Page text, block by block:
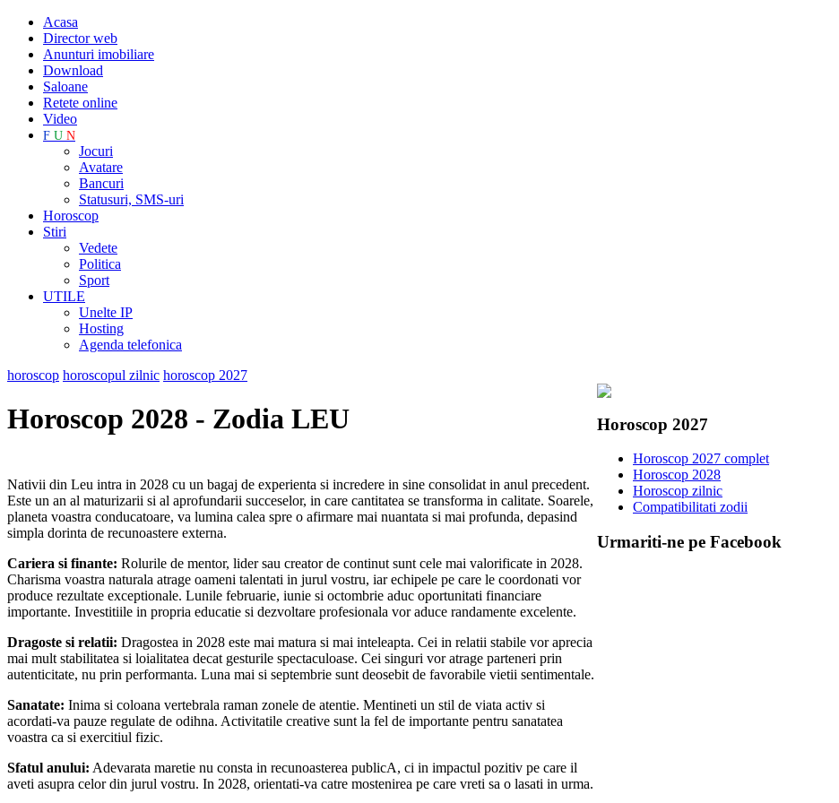
Acasa
Director web
Anunturi imobiliare
Download
Saloane
Retete online
Video
F U N
Jocuri
Avatare
Bancuri
Statusuri, SMS-uri
Horoscop
Stiri
Vedete
Politica
Sport
UTILE
Unelte IP
Hosting
Agenda telefonica
horoscop horoscopul zilnic horoscop 2027
Horoscop 2028 - Zodia LEU
Nativii din Leu intra in 2028 cu un bagaj de experienta si incredere in sine consolidat in anul precedent.
Este un an al maturizarii si al aprofundarii succeselor, in care cantitatea se transforma in calitate. Soarele,
planeta voastra conducatoare, va lumina calea spre o afirmare mai nuantata si mai profunda, depasind
simpla dorinta de recunoastere externa.
Cariera si finante: Rolurile de mentor, lider sau creator de continut sunt cele mai valorificate in 2028.
Charisma voastra naturala atrage oameni talentati in jurul vostru, iar echipele pe care le coordonati vor
produce rezultate exceptionale. Lunile februarie, iunie si octombrie aduc oportunitati financiare
importante. Investitiile in propria educatie si dezvoltare profesionala vor aduce randamente excelente.
Dragoste si relatii: Dragostea in 2028 este mai matura si mai inteleapta. Cei in relatii stabile vor aprecia
mai mult stabilitatea si loialitatea decat gesturile spectaculoase. Cei singuri vor atrage parteneri prin
autenticitate, nu prin performanta. Luna mai si septembrie sunt deosebit de favorabile vietii sentimentale.
Sanatate: Inima si coloana vertebrala raman zonele de atentie. Mentineti un stil de viata activ si
acordati-va pauze regulate de odihna. Activitatile creative sunt la fel de importante pentru sanatatea
voastra ca si exercitiul fizic.
Sfatul anului: Adevarata maretie nu consta in recunoasterea publicA, ci in impactul pozitiv pe care il
aveti asupra celor din jurul vostru. In 2028, orientati-va catre mostenirea pe care vreti sa o lasati in urma.
Horoscop 2027
Horoscop 2027 complet
Horoscop 2028
Horoscop zilnic
Compatibilitati zodii
Urmariti-ne pe Facebook